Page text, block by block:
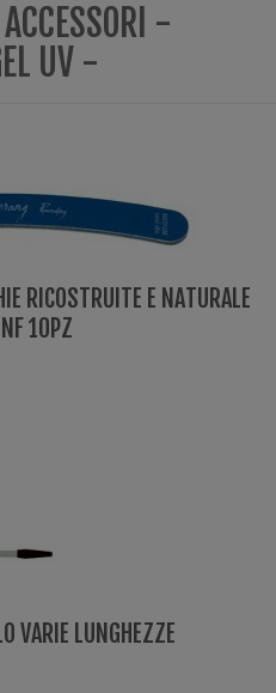
-
UV -
RICOSTRUITE E NATURALE
10PZ
VARIE LUNGHEZZE